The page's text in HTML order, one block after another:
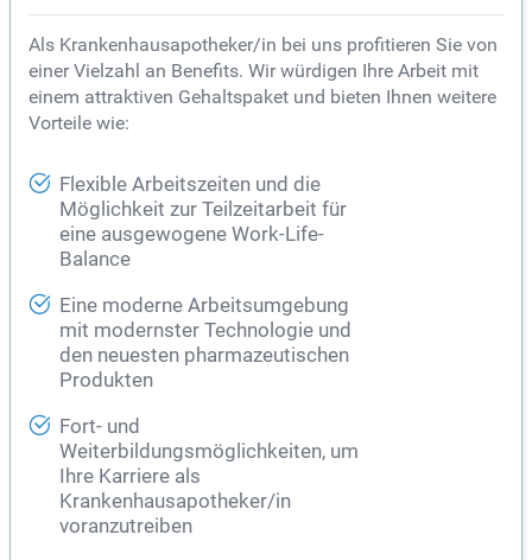
Als Krankenhausapotheker/in bei uns profitieren Sie von
einer Vielzahl an Benefits. Wir würdigen Ihre Arbeit mit
einem attraktiven Gehaltspaket und bieten Ihnen weitere
Vorteile wie:
Flexible Arbeitszeiten und die
Möglichkeit zur Teilzeitarbeit für
eine ausgewogene Work-Life-
Balance
Eine moderne Arbeitsumgebung
mit modernster Technologie und
den neuesten pharmazeutischen
Produkten
Fort- und
Weiterbildungsmöglichkeiten, um
Ihre Karriere als
Krankenhausapotheker/in
voranzutreiben